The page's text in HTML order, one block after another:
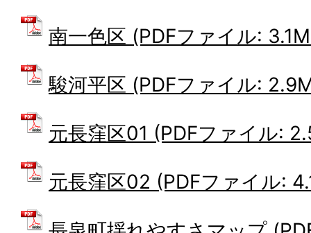
南一色区 (PDFファイル:
駿河平区 (PDFファイル:
元長窪区01 (PDFファイル:
元長窪区02 (PDFファイル: